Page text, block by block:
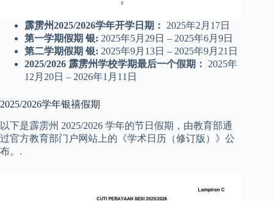
霹雳州2025/2026学年开学日期：
2025年2月17日
第一学期假期 银: 2025年5月29日 – 2025年6月9日
第二学期假期 银: 2025年9月13日 – 2025年9月21日
2025/2026 霹雳州学校学期最后一个假期：
2025年
12月20日 – 2026年1月11日
2025/2026学年银禧假期
以下是霹雳州 2025/2026 学年的节日假期，由教育部通
过官方教育部门户网站上的《学术日历（修订版）》公
布。.